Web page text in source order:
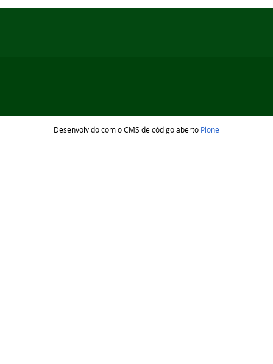
Desenvolvido com o CMS de código aberto Plone